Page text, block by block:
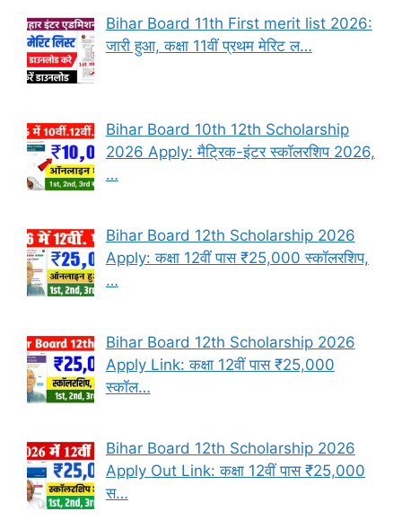
Bihar Board 11th First merit list 2026:
जारी हुआ, कक्षा 11वीं प्रथम मेरिट ल…
Bihar Board 10th 12th Scholarship
2026 Apply: मैट्रिक-इंटर स्कॉलरशिप 2026,
…
Bihar Board 12th Scholarship 2026
Apply: कक्षा 12वीं पास ₹25,000 स्कॉलरशिप,
…
Bihar Board 12th Scholarship 2026
Apply Link: कक्षा 12वीं पास ₹25,000
स्कॉल…
Bihar Board 12th Scholarship 2026
Apply Out Link: कक्षा 12वीं पास ₹25,000
स…